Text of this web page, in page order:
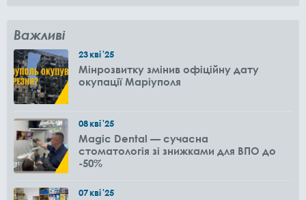
Важливі
23кві'25
Мінрозвитку змінив офіційну дату
окупації Маріуполя
08кві'25
Magic Dental — сучасна
стоматологія зі знижками для ВПО до
-50%
07кві'25